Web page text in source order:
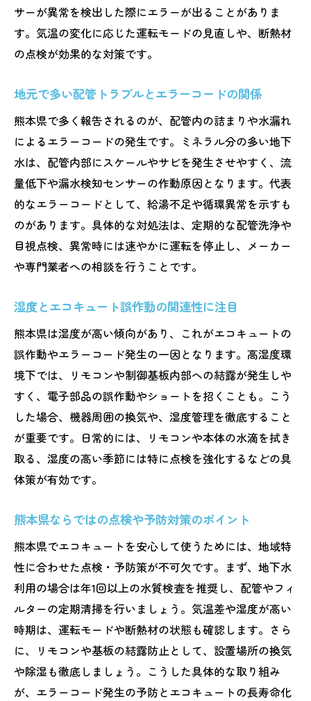
サーが異常を検出した際にエラーが出ることがありま
す。気温の変化に応じた運転モードの見直しや、断熱材
の点検が効果的な対策です。
地元で多い配管トラブルとエラーコードの関係
熊本県で多く報告されるのが、配管内の詰まりや水漏れ
によるエラーコードの発生です。ミネラル分の多い地下
水は、配管内部にスケールやサビを発生させやすく、流
量低下や漏水検知センサーの作動原因となります。代表
的なエラーコードとして、給湯不足や循環異常を示すも
のがあります。具体的な対処法は、定期的な配管洗浄や
目視点検、異常時には速やかに運転を停止し、メーカー
や専門業者への相談を行うことです。
湿度とエコキュート誤作動の関連性に注目
熊本県は湿度が高い傾向があり、これがエコキュートの
誤作動やエラーコード発生の一因となります。高湿度環
境下では、リモコンや制御基板内部への結露が発生しや
すく、電子部品の誤作動やショートを招くことも。こう
した場合、機器周囲の換気や、湿度管理を徹底すること
が重要です。日常的には、リモコンや本体の水滴を拭き
取る、湿度の高い季節には特に点検を強化するなどの具
体策が有効です。
熊本県ならではの点検や予防対策のポイント
熊本県でエコキュートを安心して使うためには、地域特
性に合わせた点検・予防策が不可欠です。まず、地下水
利用の場合は年1回以上の水質検査を推奨し、配管やフィ
ルターの定期清掃を行いましょう。気温差や湿度が高い
時期は、運転モードや断熱材の状態も確認します。さら
に、リモコンや基板の結露防止として、設置場所の換気
や除湿も徹底しましょう。こうした具体的な取り組み
が、エラーコード発生の予防とエコキュートの長寿命化